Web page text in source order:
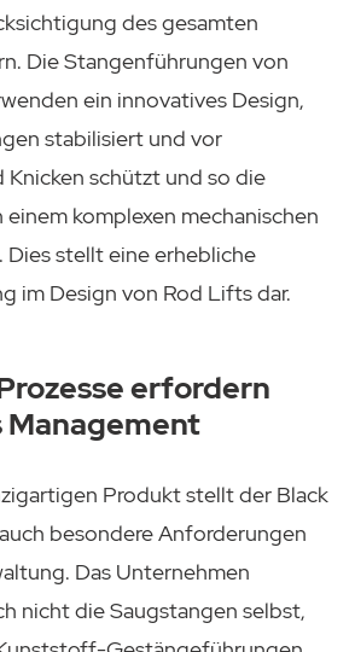
des gesamten
Die Stangenführungen von
ein innovatives Design,
stabilisiert und vor
Knicken schützt und so die
komplexen mechanischen
Dies stellt eine erhebliche
im Design von Rod Lifts dar.
erfordern
Produkt stellt der Black
besondere Anforderungen
Das Unternehmen
nicht die Saugstangen selbst,